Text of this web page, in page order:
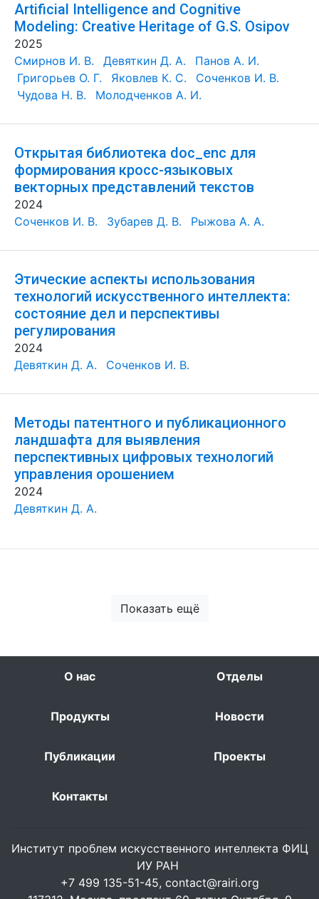
Artificial Intelligence and Cognitive
Modeling: Creative Heritage of G.S. Osipov
2025
Смирнов И. В.
Девяткин Д. А.
Панов А. И.
Григорьев О. Г.
Яковлев К. С.
Соченков И. В.
Чудова Н. В.
Молодченков А. И.
Открытая библиотека doc_enc для
формирования кросс-языковых
векторных представлений текстов
2024
Соченков И. В.
Зубарев Д. В. Рыжова А. А.
Этические аспекты использования
технологий искусственного интеллекта:
состояние дел и перспективы
регулирования
2024
Девяткин Д. А.
Соченков И. В.
Методы патентного и публикационного
ландшафта для выявления
перспективных цифровых технологий
управления орошением
2024
Девяткин Д. А.
Показать ещё
О нас Отделы
Продукты Новости
Публикации Проекты
Контакты
Институт проблем искусственного интеллекта ФИЦ
ИУ РАН
+7 499 135-51-45, contact@rairi.org